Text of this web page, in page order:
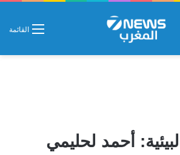
القائمة
أحمد لحليمي